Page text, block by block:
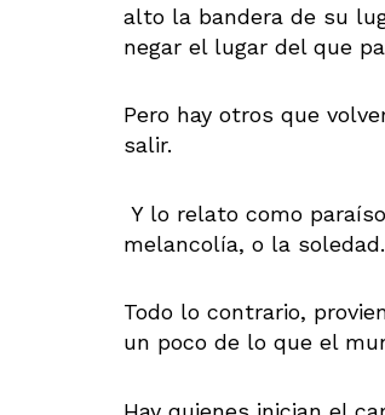
alto la bandera de su
negar el lugar del que
Pero hay otros que
salir.
Y lo relato como
melancolía, o la soledad.
Todo lo contrario,
un poco de lo que el